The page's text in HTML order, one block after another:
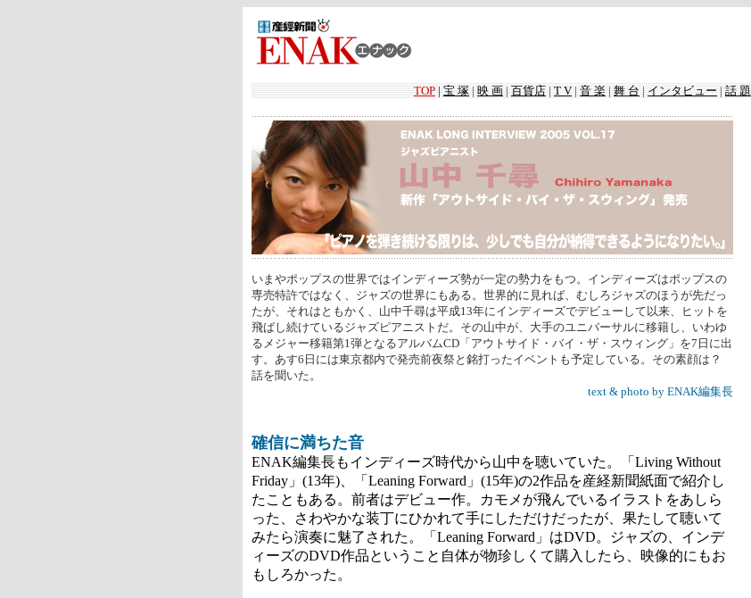
TOP | 宝 塚 | 映 画 | 百貨店 | T V | 音 楽 | 舞 台 | インタビュー | 話 題
いまやポップスの世界ではインディーズ勢が一定の勢力をもつ。インディーズはポップスの
専売特許ではなく、ジャズの世界にもある。世界的に見れば、むしろジャズのほうが先だっ
たが、それはともかく、山中千尋は平成13年にインディーズでデビューして以来、ヒットを
飛ばし続けているジャズピアニストだ。その山中が、大手のユニバーサルに移籍し、いわゆ
るメジャー移籍第1弾となるアルバムCD「アウトサイド・バイ・ザ・スウィング」を7日に出
す。あす6日には東京都内で発売前夜祭と銘打ったイベントも予定している。その素顔は？
話を聞いた。
text & photo by ENAK編集長
確信に満ちた音
ENAK編集長もインディーズ時代から山中を聴いていた。「Living Without
Friday」(13年)、「Leaning Forward」(15年)の2作品を産経新聞紙面で紹介し
たこともある。前者はデビュー作。カモメが飛んでいるイラストをあしら
った、さわやかな装丁にひかれて手にしただけだったが、果たして聴いて
みたら演奏に魅了された。「Leaning Forward」はDVD。ジャズの、インデ
ィーズのDVD作品ということ自体が物珍しくて購入したら、映像的にもお
もしろかった。